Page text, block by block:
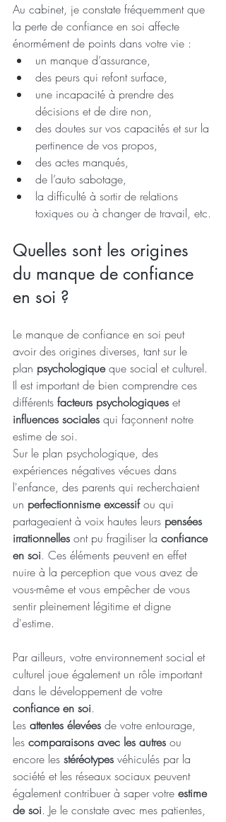
Au cabinet, je constate fréquemment que
la perte de confiance en soi affecte
énormément de points dans votre vie :
un manque d’assurance,
des peurs qui refont surface,
une incapacité à prendre des
décisions et de dire non,
des doutes sur vos capacités et sur la
pertinence de vos propos,
des actes manqués,
de l’auto sabotage,
la difficulté à sortir de relations
toxiques ou à changer de travail, etc.
Quelles sont les origines
du manque de confiance
en soi ?
Le manque de confiance en soi peut
avoir des origines diverses, tant sur le
plan psychologique que social et culturel.
Il est important de bien comprendre ces
différents facteurs psychologiques et
influences sociales qui façonnent notre
estime de soi.
Sur le plan psychologique, des
expériences négatives vécues dans
l'enfance, des parents qui recherchaient
un perfectionnisme excessif ou qui
partageaient à voix hautes leurs pensées
irrationnelles ont pu fragiliser la confiance
en soi. Ces éléments peuvent en effet
nuire à la perception que vous avez de
vous-même et vous empêcher de vous
sentir pleinement légitime et digne
d'estime.
Par ailleurs, votre environnement social et
culturel joue également un rôle important
dans le développement de votre
confiance en soi.
Les attentes élevées de votre entourage,
les comparaisons avec les autres ou
encore les stéréotypes véhiculés par la
société et les réseaux sociaux peuvent
également contribuer à saper votre estime
de soi. Je le constate avec mes patientes,